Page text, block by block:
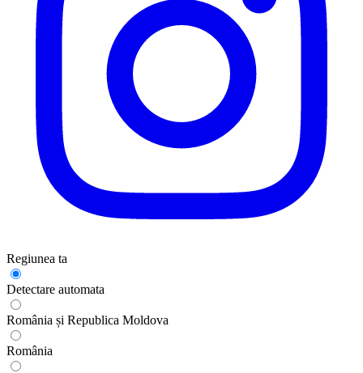
Regiunea ta
Detectare automata
România și Republica Moldova
România